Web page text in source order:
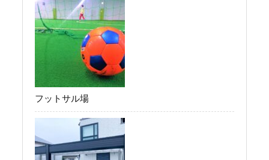
フットサル場